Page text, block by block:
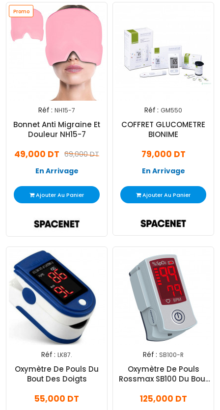
Promo
Réf : NH15-7
Bonnet Anti Migraine Et
Douleur NH15-7
69,000 DT
49,000 DT
En Arrivage
Ajouter Au Panier
Réf : GM550
COFFRET GLUCOMETRE
BIONIME
79,000 DT
En Arrivage
Ajouter Au Panier
Réf : LK87.
Oxymètre De Pouls Du
Bout Des Doigts
55,000 DT
Réf : SB100-R
Oxymètre De Pouls
Rossmax SB100 Du Bout
125,000 DT